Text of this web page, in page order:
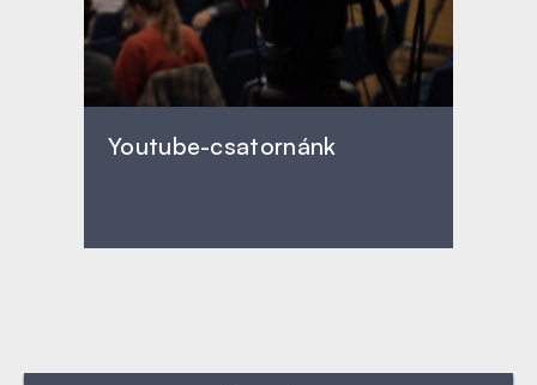
Youtube-csatornánk